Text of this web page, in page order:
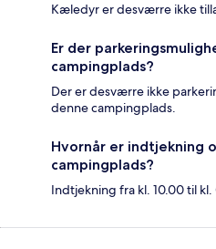
Kæledyr er desværre ikke
Er der
campingplads?
Der er desværre ikke
denne campingplads.
Hvornår er indtjekning
campingplads?
Indtjekning fra kl. 10.00 til